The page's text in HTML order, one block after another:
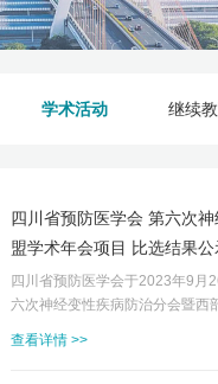
学术活动 继续
四川省预防医学会 第六次
盟学术年会项目 比选结果公
四川省预防医学会于2023年9月
六次神经变性疾病防治分会暨西
定工作。现将评选结果公布如
查看详情 >>